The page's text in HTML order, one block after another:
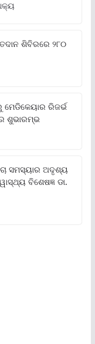
ଶିବିରରେ ୨୮୦
ରିଜର୍ଭ
ଶୁଭାରମ୍ଭ
ସମସ୍ୟାର ଅଦୃଶ୍ୟ
ବିଶେଷଜ୍ଞ ଡା.